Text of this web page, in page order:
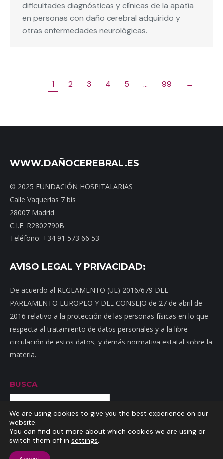
dificultades diagnósticas y clínicas de la apatía
en personas con daño cerebral adquirido y
otras enfermedades neurológicas.
1 2 3 4 5 … 99 →
WWW.DAÑOCEREBRAL.ES
© 2025 FUNDACIÓN HOSPITALARIAS
Calle Vaquerías 7 bis
28007 Madrid
C.I.F. R2802790B
Teléfono: +34 91 573 66 53
AVISO LEGAL Y PRIVACIDAD:
De acuerdo al REGLAMENTO (UE) 2016/679 DEL
PARLAMENTO EUROPEO Y DEL CONSEJO de 27 de abril de
2016 relativo a la protección de las personas físicas en lo que
respecta al tratamiento de datos personales y a la libre
circulación de estos datos, y demás normativa estatal sobre la
materia.
BUSCA
Buscar
Inicio Mapa web
We are using cookies to give you the best experience on our
website.
You can find out more about which cookies we are using or
switch them off in settings.